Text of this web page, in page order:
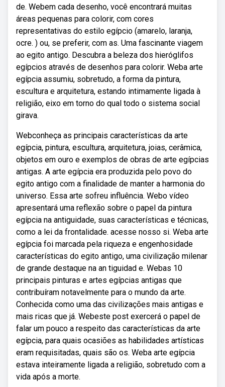
de. Webem cada desenho, você encontrará muitas
áreas pequenas para colorir, com cores
representativas do estilo egípcio (amarelo, laranja,
ocre. ) ou, se preferir, com as. Uma fascinante viagem
ao egito antigo. Descubra a beleza dos hieróglifos
egípcios através de desenhos para colorir. Weba arte
egípcia assumiu, sobretudo, a forma da pintura,
escultura e arquitetura, estando intimamente ligada à
religião, eixo em torno do qual todo o sistema social
girava.
Webconheça as principais características da arte
egípcia, pintura, escultura, arquitetura, joias, cerâmica,
objetos em ouro e exemplos de obras de arte egípcias
antigas. A arte egípcia era produzida pelo povo do
egito antigo com a finalidade de manter a harmonia do
universo. Essa arte sofreu influência. Webo vídeo
apresentará uma reflexão sobre o papel da pintura
egípcia na antiguidade, suas características e técnicas,
como a lei da frontalidade. acesse nosso si. Weba arte
egípcia foi marcada pela riqueza e engenhosidade
características do egito antigo, uma civilização milenar
de grande destaque na an tiguidad e. Webas 10
principais pinturas e artes egípcias antigas que
contribuíram notavelmente para o mundo da arte.
Conhecida como uma das civilizações mais antigas e
mais ricas que já. Webeste post exercerá o papel de
falar um pouco a respeito das características da arte
egípcia, para quais ocasiões as habilidades artísticas
eram requisitadas, quais são os. Weba arte egípcia
estava inteiramente ligada a religião, sobretudo com a
vida após a morte.